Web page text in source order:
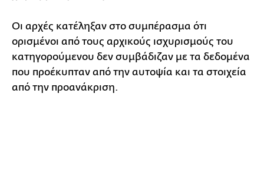
Οι αρχές κατέληξαν στο συμπέρασμα ότι
ορισμένοι από τους αρχικούς ισχυρισμούς του
κατηγορούμενου δεν συμβάδιζαν με τα δεδομένα
που προέκυπταν από την αυτοψία και τα στοιχεία
από την προανάκριση.